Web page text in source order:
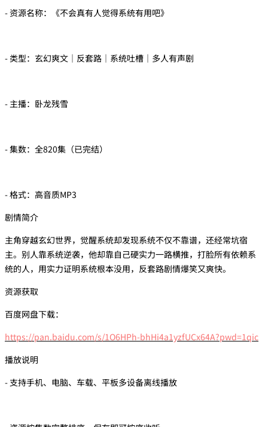
- 资源名称：《不会真有人觉得系统有用吧》
- 类型：玄幻爽文｜反套路｜系统吐槽｜多人有声剧
- 主播：卧龙残雪
- 集数：全820集（已完结）
- 格式：高音质MP3
剧情简介
主角穿越玄幻世界，觉醒系统却发现系统不仅不靠谱，还经常坑宿
主。别人靠系统逆袭，他却靠自己硬实力一路横推，打脸所有依赖系
统的人，用实力证明系统根本没用，反套路剧情爆笑又爽快。
资源获取
百度网盘下载：
https://pan.baidu.com/s/1O6HPh-bhHi4a1yzfUCx64A?pwd=1qic
播放说明
- 支持手机、电脑、车载、平板多设备离线播放